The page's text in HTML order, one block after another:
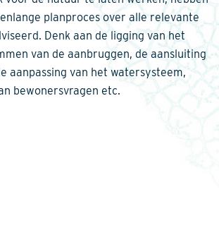
planproces over alle relevante
Denk aan de ligging van het
van de aanbruggen, de aansluiting
aanpassing van het watersysteem,
bewonersvragen etc.